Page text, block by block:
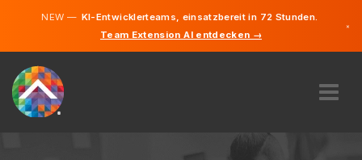
NEW —KI-Entwicklerteams, einsatzbereit in 72 Stunden.
Team Extension AI entdecken →
×